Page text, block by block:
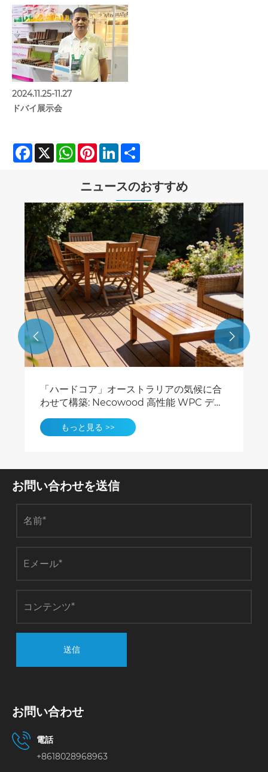
2024.11.25-11.27
ドバイ展示会
Facebook
X WhatsAppPinterestLinkedIn
ニュースのおすすめ
「ハードコア」オーストラリアの気候に合
わせて構築: Necowood 高性能 WPC デッ
もっと見る >>
 
お問い合わせを送信
送信
お問い合わせ
電話
+8618028968963